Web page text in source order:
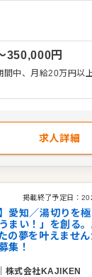
で油そば調理を習得
」をつくるプロフェ
ゆくゆくはアルバイ
せ。希望があれば、
など、多彩なキャリ
＞
指す、分かりやすい
350,000円
間中、月給20万円以
求人詳細
掲載終了予定日：
愛知／湯切りを極
まい！」を創る
の夢を叶えませ
集！
株式会社KAJIKEN